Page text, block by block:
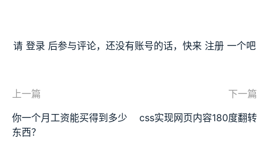
请 登录 后参与评论，还没有账号的话，快来 注册 一个吧
上一篇
你一个月工资能买得到多少
东西？
下一篇
css实现网页内容180度翻转